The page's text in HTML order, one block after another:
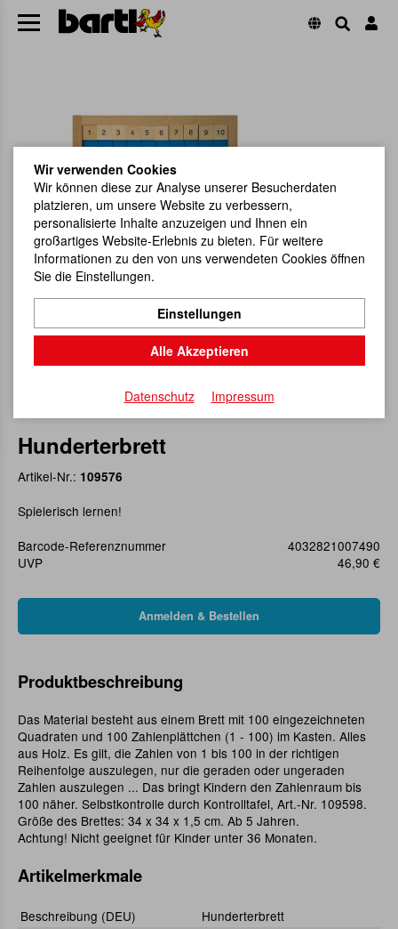
Hunderterbrett
Artikel-Nr.: 109576
Spielerisch lernen!
Barcode-Referenznummer
4032821007490
UVP
46,90 €
Produktbeschreibung
Das Material besteht aus einem Brett mit 100 eingezeichneten
Quadraten und 100 Zahlenplättchen (1 - 100) im Kasten. Alles
aus Holz. Es gilt, die Zahlen von 1 bis 100 in der richtigen
Reihenfolge auszulegen, nur die geraden oder ungeraden
Zahlen auszulegen ... Das bringt Kindern den Zahlenraum bis
100 näher. Selbstkontrolle durch Kontrolltafel, Art.-Nr. 109598.
Größe des Brettes: 34 x 34 x 1,5 cm. Ab 5 Jahren.
Achtung! Nicht geeignet für Kinder unter 36 Monaten.
Artikelmerkmale
Beschreibung (DEU)
Hunderterbrett
Wir verwenden Cookies
Wir können diese zur Analyse unserer Besucherdaten
platzieren, um unsere Website zu verbessern,
personalisierte Inhalte anzuzeigen und Ihnen ein
großartiges Website-Erlebnis zu bieten. Für weitere
Informationen zu den von uns verwendeten Cookies öffnen
Sie die Einstellungen.
Einstellungen
Alle Akzeptieren
Datenschutz Impressum